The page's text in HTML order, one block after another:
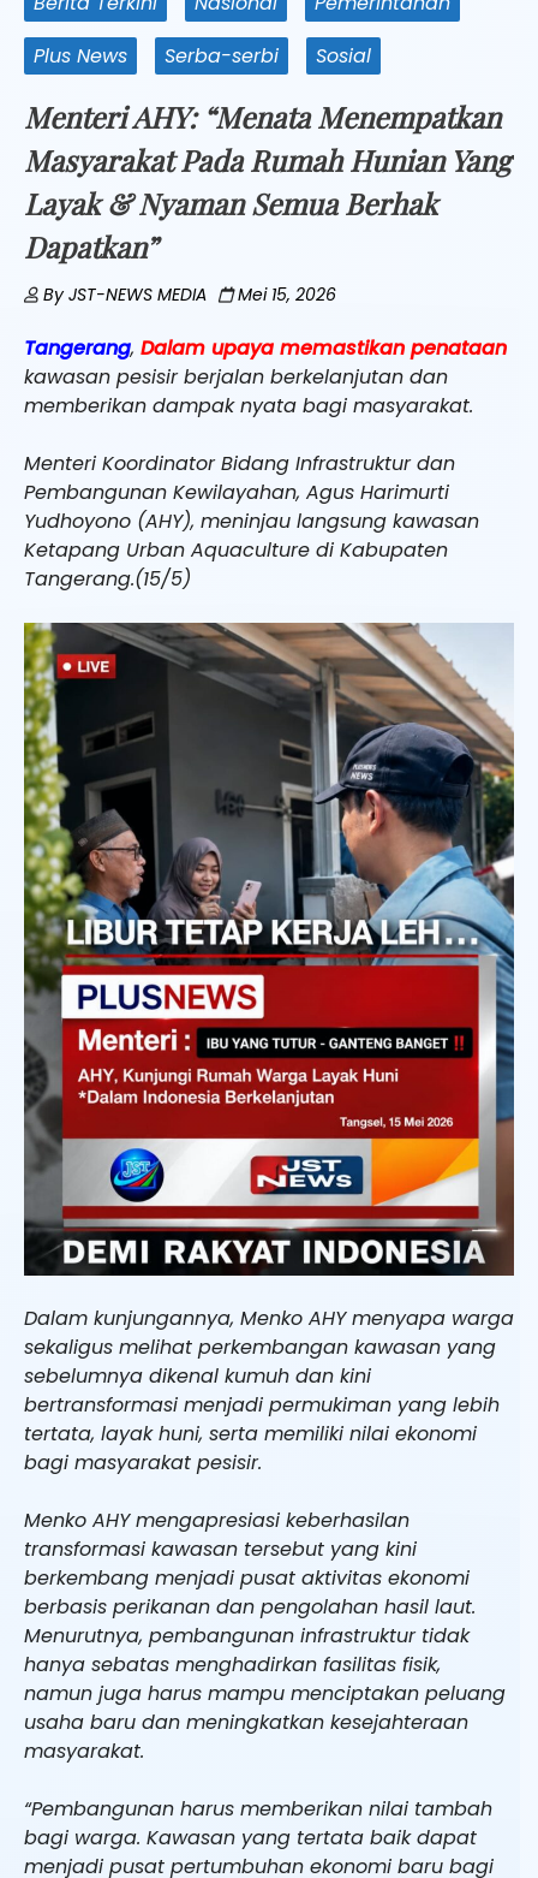
Plus News
Serba-serbi Sosial
Menteri AHY: “Menata Menempatkan
Masyarakat Pada Rumah Hunian Yang
Layak & Nyaman Semua Berhak
Dapatkan”
ByJST-NEWS MEDIA Mei 15, 2026
Tangerang, Dalam upaya memastikan penataan
kawasan pesisir berjalan berkelanjutan dan
memberikan dampak nyata bagi masyarakat.
Menteri Koordinator Bidang Infrastruktur dan
Pembangunan Kewilayahan, Agus Harimurti
Yudhoyono (AHY), meninjau langsung kawasan
Ketapang Urban Aquaculture di Kabupaten
Tangerang.(15/5)
Dalam kunjungannya, Menko AHY menyapa warga
sekaligus melihat perkembangan kawasan yang
sebelumnya dikenal kumuh dan kini
bertransformasi menjadi permukiman yang lebih
tertata, layak huni, serta memiliki nilai ekonomi
bagi masyarakat pesisir.
Menko AHY mengapresiasi keberhasilan
transformasi kawasan tersebut yang kini
berkembang menjadi pusat aktivitas ekonomi
berbasis perikanan dan pengolahan hasil laut.
Menurutnya, pembangunan infrastruktur tidak
hanya sebatas menghadirkan fasilitas fisik,
namun juga harus mampu menciptakan peluang
usaha baru dan meningkatkan kesejahteraan
masyarakat.
“Pembangunan harus memberikan nilai tambah
bagi warga. Kawasan yang tertata baik dapat
menjadi pusat pertumbuhan ekonomi baru bagi